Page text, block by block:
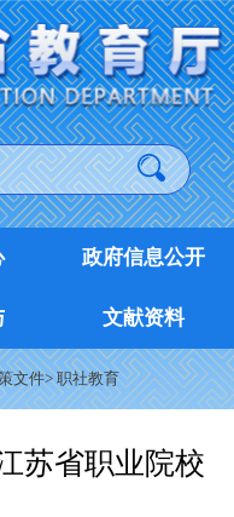
政府信息公开
文献资料
文件>职社教育
苏省职业院校